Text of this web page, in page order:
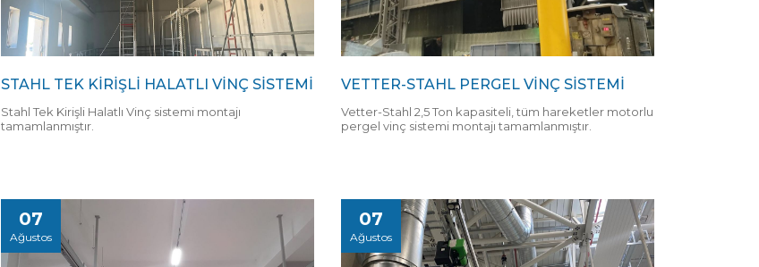
STAHL TEK KİRİŞLİ HALATLI VİNÇ SİSTEMİ
Stahl Tek Kirişli Halatlı Vinç sistemi montajı
tamamlanmıştır.
VETTER-STAHL PERGEL VİNÇ SİSTEMİ
Vetter-Stahl 2,5 Ton kapasiteli, tüm hareketler motorlu
pergel vinç sistemi montajı tamamlanmıştır.
07
Ağustos
07
Ağustos